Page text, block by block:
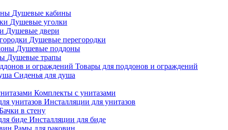
Душевые кабины
Душевые уголки
Душевые двери
Душевые перегородки
Душевые поддоны
Душевые трапы
Товары для поддонов и ограждений
Сиденья для душа
Комплекты с унитазами
Инсталляции для унитазов
в стену
Инсталляции для биде
Рамы для раковин